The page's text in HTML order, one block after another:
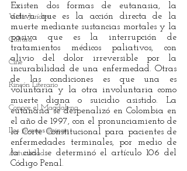
Vida Jurídica
Cultura
Cine
Rincón Literario
Conoce el Magdalena
Los jóvenes opinan
Actualidad
Existen dos formas de eutanasia, la
activa que es la acción directa de la
muerte mediante sustancias mortales y la
pasiva que es la interrupción de
tratamientos médicos paliativos, con
alivio del dolor irreversible por la
incurabilidad de una enfermedad. Otras
de las condiciones es que una es
voluntaria y la otra involuntaria como
muerte digna o suicidio asistido. La
eutanasia se despenalizó en Colombia en
el año de 1997, con el pronunciamiento de
la Corte Constitucional para pacientes de
enfermedades terminales, por medio de
la cual se determinó el artículo 106 del
Código Penal.